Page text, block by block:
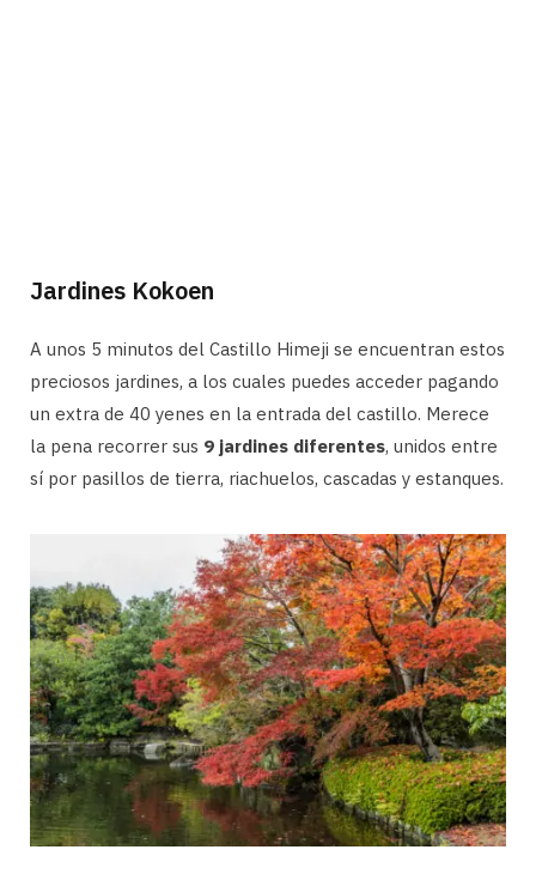
Jardines Kokoen
A unos 5 minutos del Castillo Himeji se encuentran estos
preciosos jardines, a los cuales puedes acceder pagando
un extra de 40 yenes en la entrada del castillo. Merece
la pena recorrer sus 9 jardines diferentes, unidos entre
sí por pasillos de tierra, riachuelos, cascadas y estanques.